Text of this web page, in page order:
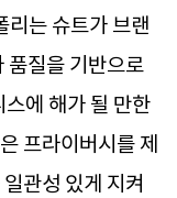
리는 슈트가 브랜
품질을 기반으로
에 해가 될 만한
프라이버시를 제
관성 있게 지켜